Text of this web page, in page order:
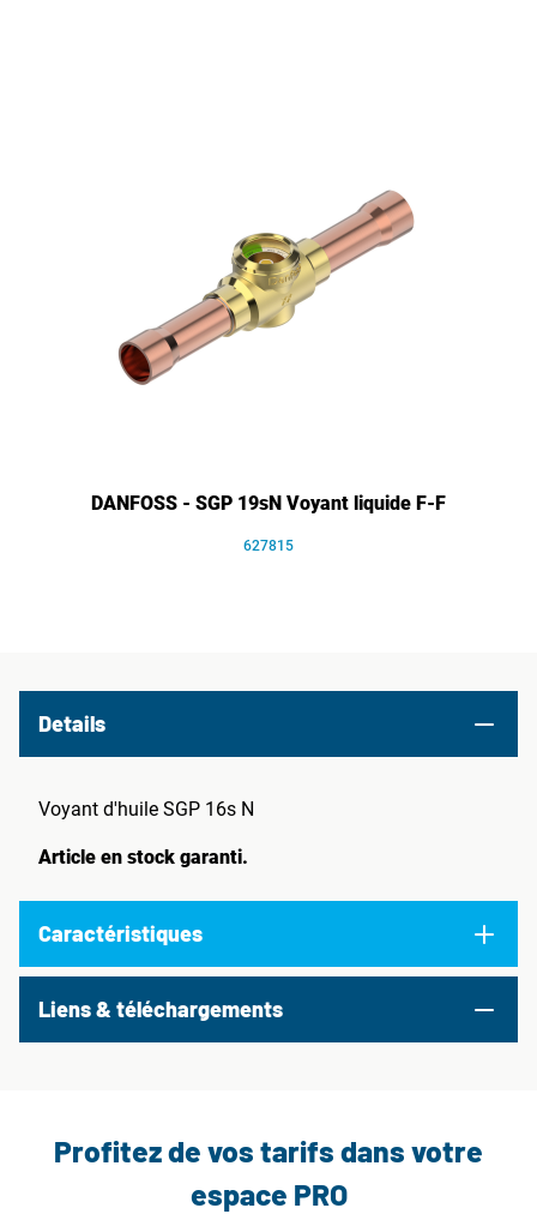
DANFOSS - SGP 19sN Voyant liquide F-F
627815
Details
Voyant d'huile SGP 16s N
Article en stock garanti.
Caractéristiques
Liens & téléchargements
Profitez de vos tarifs dans votre
espace PRO